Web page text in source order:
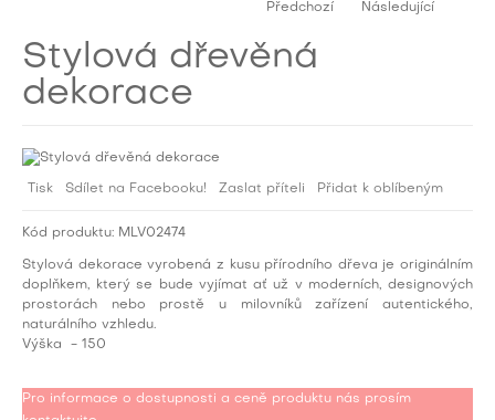
Předchozí Následující
Stylová dřevěná
dekorace
Tisk Sdílet na Facebooku! Zaslat příteli Přidat k oblíbeným
Kód produktu: MLV02474
Stylová dekorace vyrobená z kusu přírodního dřeva je originálním
doplňkem, který se bude vyjímat ať už v moderních, designových
prostorách nebo prostě u milovníků zařízení autentického,
naturálního vzhledu.
Výška - 150
Pro informace o dostupnosti a ceně produktu nás prosím